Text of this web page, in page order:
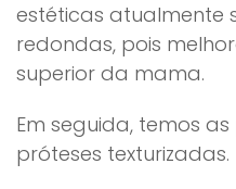
estéticas atualmente
redondas, pois
superior da mama.
Em seguida, temos as
próteses texturizadas.